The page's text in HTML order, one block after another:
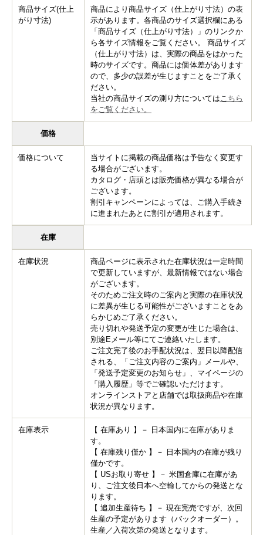
商品サイズ(仕上
がり寸法)
商品により商品サイズ（仕上がり寸法）の表
示があります。各商品のサイズ選択欄にある
「商品サイズ（仕上がり寸法）」のリンクか
ら各サイズ情報をご覧ください。 商品サイズ
（仕上がり寸法）は、実際の商品をはかった
時のサイズです。商品には個体差があります
ので、多少の誤差が生じますことをご了承く
ださい。
当社の商品サイズの測り方についてはこちら
をご覧ください。
価格
価格について
当サイトに掲載の商品価格は予告なく変更す
る場合がございます。
カタログ・店頭とは販売価格が異なる場合が
ございます。
割引キャンペーンによっては、ご購入手続き
に進まれたあとに割引が適用されます。
在庫
在庫状況
商品ページに表示された在庫状況は一定時間
で更新していますが、最新情報ではない場合
がございます。
そのためご注文時のご案内と実際の在庫状況
に差異が生じる可能性がございますことをあ
らかじめご了承ください。
売り切れや発送予定の変更が生じた場合は、
別途Eメール等にてご連絡いたします。
ご注文完了後のお手配状況は、翌日以降配信
される、「ご注文内容のご案内」メールや、
「発送予定変更のお知らせ」、マイページの
「購入履歴」等でご確認いただけます。
オンラインストアと店舗では取扱商品や在庫
状況が異なります。
在庫表示
【 在庫あり 】－ 日本国内に在庫がありま
す。
【 在庫残り僅か 】－ 日本国内の在庫が残り
僅かです。
【 USお取り寄せ 】－ 米国倉庫に在庫があ
り、ご注文後日本へ空輸してからの発送とな
ります。
【 追加生産待ち 】－ 現在完売ですが、次回
生産の予定があります（バックオーダー）。
生産／入荷次第の発送となります。